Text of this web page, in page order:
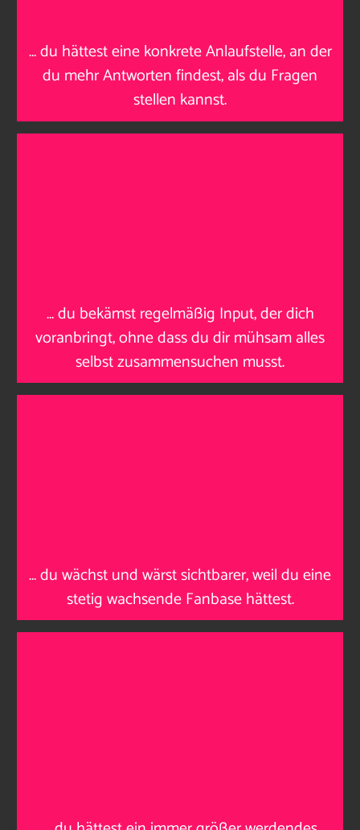
…du hättest eine konkrete Anlaufstelle, an der
du mehr Antworten findest, als du Fragen
stellen kannst.
…du bekämst regelmäßig Input, der dich
voranbringt, ohne dass du dir mühsam alles
selbst zusammensuchen musst.
…du wächst und wärst sichtbarer, weil du eine
stetig wachsende Fanbase hättest.